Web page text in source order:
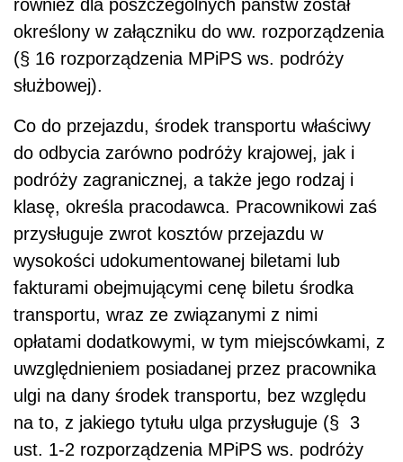
również dla poszczególnych państw został
określony w załączniku do ww. rozporządzenia
(§ 16 rozporządzenia MPiPS ws. podróży
służbowej).
Co do przejazdu, środek transportu właściwy
do odbycia zarówno podróży krajowej, jak i
podróży zagranicznej, a także jego rodzaj i
klasę, określa pracodawca. Pracownikowi zaś
przysługuje zwrot kosztów przejazdu w
wysokości udokumentowanej biletami lub
fakturami obejmującymi cenę biletu środka
transportu, wraz ze związanymi z nimi
opłatami dodatkowymi, w tym miejscówkami, z
uwzględnieniem posiadanej przez pracownika
ulgi na dany środek transportu, bez względu
na to, z jakiego tytułu ulga przysługuje (§ 3
ust. 1-2 rozporządzenia MPiPS ws. podróży